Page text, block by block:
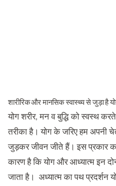
शारीरिक और मानसिक स्वास्थ्य से जुड़ा है
योग शरीर, मन व बुद्धि को स्वस्थ
तरीका है। योग के जरिए हम अपनी
जुड़कर जीवन जीते हैं। इस प्रकार का
कारण है कि योग और आध्यात्म इन
जाता है। अध्यात्म का पथ प्रदर्शन